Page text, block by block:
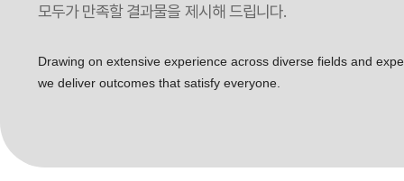
모두가 만족할 결과물을 제시해 드립니다.
Drawing on extensive experience across diverse fields and
we deliver outcomes that satisfy everyone.